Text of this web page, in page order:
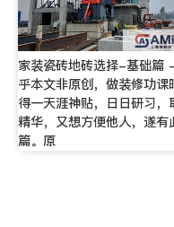
家装瓷砖地砖选择-基础篇
乎本文非原创，做装修功课
得一天涯神贴，日日研习，
精华，又想方便他人，遂有
篇。原